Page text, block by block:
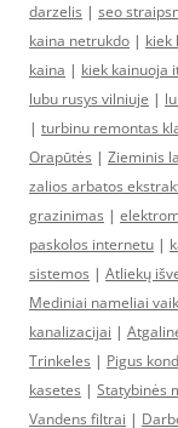
darzelis | seo
kaina netrukdo | kiek
kaina | kiek kainuoja
lubu rusys vilniuje |
| turbinu remontas
Orapūtės | Zieminis
zalios arbatos
grazinimas |
paskolos internetu |
sistemos | Atliekų
Mediniai nameliai
kanalizacijai |
Trinkeles | Pigus
kasetes | Statybinės
Vandens filtrai |